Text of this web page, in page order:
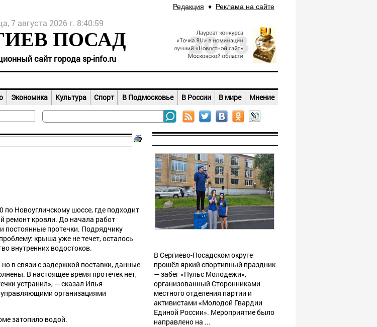
Редакция ♦ Реклама на сайте
7 августа 2026 г. 8:41:00
ПОСАД
сайт города sp-info.ru
Экономика Культура Спорт В Подмосковье В России В мире Мнение
Новоугличскому шоссе, где подходит
ремонт кровли. До начала работ
постоянные протечки. Подрядчику
крыша уже не течет, осталось
внутренних водостоков.
в связи с задержкой поставки, данные
В настоящее время протечек нет,
устранил», — сказал Илья
организациями
затопило водой.
В Сергиево-Посадском округе
прошёл яркий спортивный праздник
— забег «Пульс Молодежи»,
организованный Сторонниками
местного отделения партии и
активистами «Молодой Гвардии
Единой России». Мероприятие было
направлено на ...